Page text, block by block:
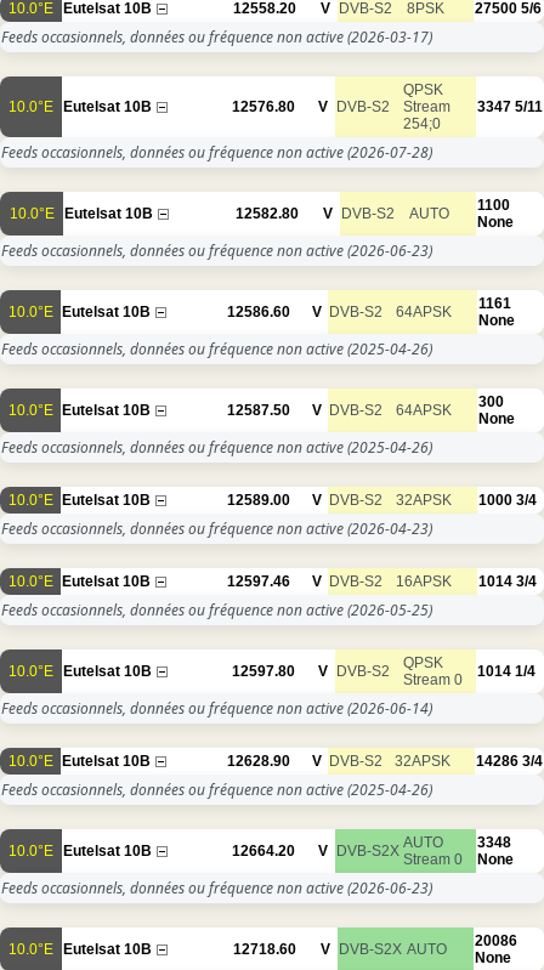
10.0°E Eutelsat 10B 12558.20 V DVB-S2 8PSK 27500 5/6
Feeds occasionnels, données ou fréquence non active(2026-03-17)
10.0°E Eutelsat 10B 12576.80 V DVB-S2
QPSK
Stream
254;0
3347 5/11
Feeds occasionnels, données ou fréquence non active(2026-07-28)
10.0°E Eutelsat 10B 12582.80 V DVB-S2 AUTO
1100
None
Feeds occasionnels, données ou fréquence non active(2026-06-23)
10.0°E Eutelsat 10B 12586.60 V DVB-S2 64APSK
1161
None
Feeds occasionnels, données ou fréquence non active(2025-04-26)
10.0°E Eutelsat 10B 12587.50 V DVB-S2 64APSK
300
None
Feeds occasionnels, données ou fréquence non active(2025-04-26)
10.0°E Eutelsat 10B 12589.00 V DVB-S2 32APSK 1000 3/4
Feeds occasionnels, données ou fréquence non active(2026-04-23)
10.0°E Eutelsat 10B 12597.46 V DVB-S2 16APSK 1014 3/4
Feeds occasionnels, données ou fréquence non active(2026-05-25)
10.0°E Eutelsat 10B 12597.80 V DVB-S2
QPSK
Stream 0
1014 1/4
Feeds occasionnels, données ou fréquence non active(2026-06-14)
10.0°E Eutelsat 10B 12628.90 V DVB-S2 32APSK 14286 3/4
Feeds occasionnels, données ou fréquence non active(2025-04-26)
10.0°E Eutelsat 10B 12664.20 V DVB-S2X AUTO
Stream 0
3348
None
Feeds occasionnels, données ou fréquence non active(2026-06-23)
10.0°E Eutelsat 10B 12718.60 V DVB-S2X AUTO
20086
None